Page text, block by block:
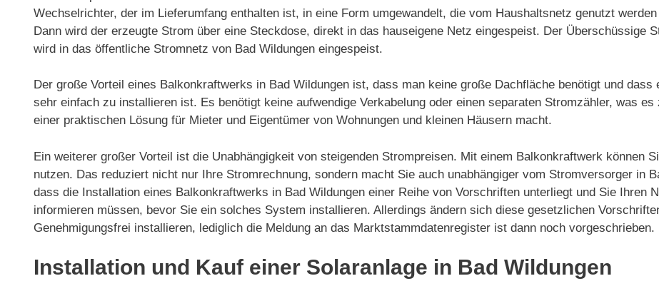
Wechselrichter, der im Lieferumfang enthalten ist, in eine Form umgewandelt, die vom Haushaltsnetz genutzt
Dann wird der erzeugte Strom über eine Steckdose, direkt in das hauseigene Netz eingespeist. Der Überschüssige
wird in das öffentliche Stromnetz von Bad Wildungen eingespeist.
Der große Vorteil eines Balkonkraftwerks in Bad Wildungen ist, dass man keine große Dachfläche benötigt und dass
sehr einfach zu installieren ist. Es benötigt keine aufwendige Verkabelung oder einen separaten Stromzähler, was es
einer praktischen Lösung für Mieter und Eigentümer von Wohnungen und kleinen Häusern macht.
Ein weiterer großer Vorteil ist die Unabhängigkeit von steigenden Strompreisen. Mit einem Balkonkraftwerk können
nutzen. Das reduziert nicht nur Ihre Stromrechnung, sondern macht Sie auch unabhängiger vom Stromversorger in
dass die Installation eines Balkonkraftwerks in Bad Wildungen einer Reihe von Vorschriften unterliegt und Sie Ihren
informieren müssen, bevor Sie ein solches System installieren. Allerdings ändern sich diese gesetzlichen
Genehmigungsfrei installieren, lediglich die Meldung an das Marktstammdatenregister ist dann noch vorgeschrieben.
Installation und Kauf einer Solaranlage in Bad Wildungen